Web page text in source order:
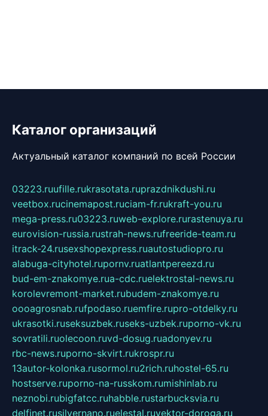
Каталог организаций
Актуальный каталог компаний по всей России
03223.ruufille.rukrasotata.ruprazdnikdushi.ru
veetbox.rucinemapost.ruciam-fr.rukraft-you.ru
mega-press.ru03223.ruweb-explore.rurastenuya.ru
eurovision-russia.rustrah-news.rufreeride-team.ru
itrack-24.rusexshopexpress.ruautostudiopro.ru
alabuga-cityhotel.rupornv.ruatlantpereezd.ru
bud-em-znakomye.rua-cdc.ruelektrostal-news.ru
korolevremont-market.rubudem-znakomye.ru
oooagrosnab.rufpodaso.ruemfire.rupro-otdelky.ru
ukrasotki.ruseksuzbek.ruseks-uzbek.ruporno-vk.ru
sovratili.ruolecoon.ruvd-dosug.ruadonyev.ru
rbc-news.ruporno-skvirt.rukrospr.ru
13autor-kolonka.rusormol.ru2rich.ruhostel-65.ru
hostserve.ruporno-na-russkom.rumishinlab.ru
neznobi.rubigfatcc.ruhabble.rustarbucksvia.ru
delfinet.rusilvernano.ruelestal.ruvektor-doroga.ru